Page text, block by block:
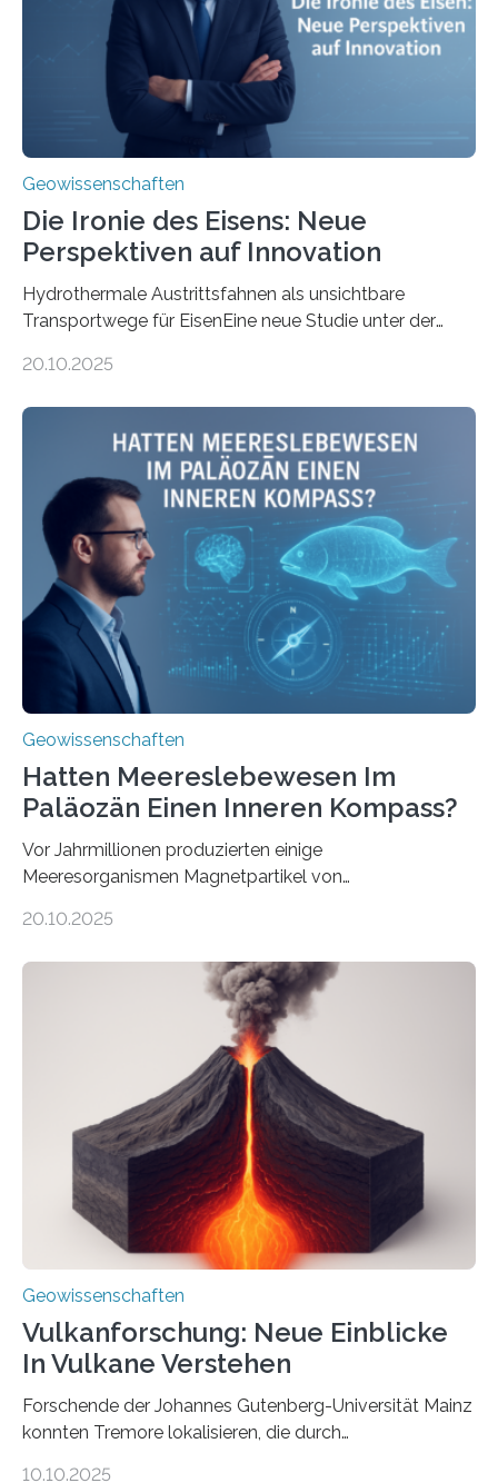
Geowissenschaften
Die Ironie des Eisens: Neue
Perspektiven auf Innovation
Hydrothermale Austrittsfahnen als unsichtbare
Transportwege für EisenEine neue Studie unter der
Umweltwissenschaften der Universität Bremen –
Stoffkreislauf im Ozean prägen. Die Überblicksstudie
mit dem Titel „Iron’s Irony“ ist in Communications Earth
& Environment erschienen. Die Studie fasst bestehende
Forschungsergebnisse zusammen und interpretiert sie
neu, um zu erklären, wie Eisen, das aus hydrothermalen
Systemen freigesetzt wird, über ganze Ozeanbecken
transportiert werden kann. „Das…
20.10.2025
Geowissenschaften
Hatten Meereslebewesen Im
Paläozän Einen Inneren Kompass?
Vor Jahrmillionen produzierten einige
Meeresorganismen Magnetpartikel von
Sedimenten zu finden sind. Nun ist es einem
Domänen auf einem dieser „Riesenmagnetfossilien” mit
einer raffinierten Methode an der Diamond-
Röntgenquelle zu kartieren. Ihre Analyse zeigt, dass
diese Partikel es den Organismen ermöglicht haben
könnten, winzige Schwankungen sowohl in der
Richtung als auch in der Intensität des Erdmagnetfelds
wahrzunehmen. Dadurch konnten sie sich verorten und
über den Ozean navigieren. Vor einigen Jahren…
20.10.2025
Geowissenschaften
Vulkanforschung: Neue Einblicke
In Vulkane Verstehen
Forschende der Johannes Gutenberg-Universität Mainz
konnten Tremore lokalisieren, die durch
10.10.2025